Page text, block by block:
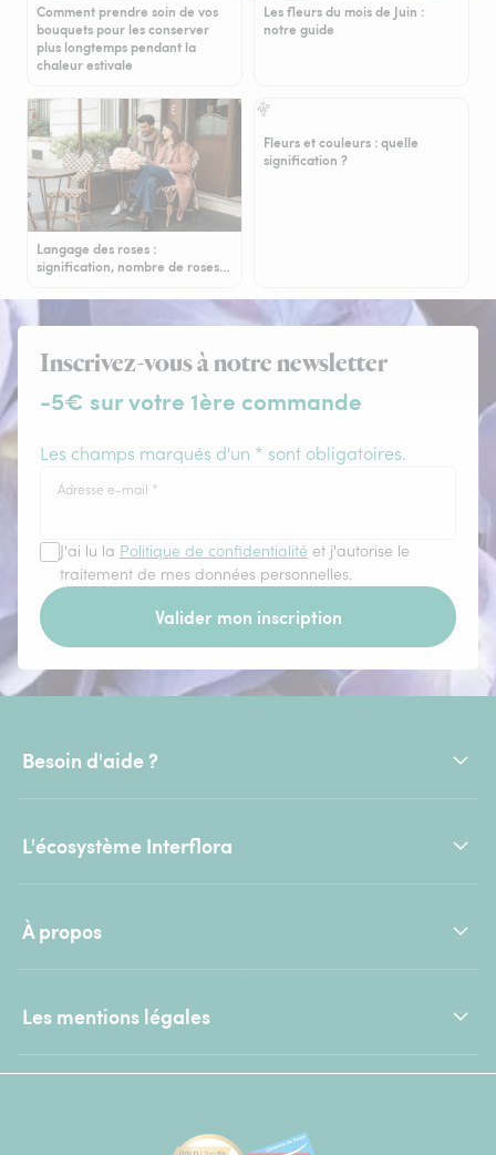
Comment prendre soin de vos
bouquets pour les conserver
plus longtemps pendant la
chaleur estivale
Les fleurs du mois de Juin :
notre guide
Langage des roses :
signification, nombre de roses…
Fleurs et couleurs : quelle
signification ?
Inscrivez-vous à notre newsletter
-5€ sur votre 1ère commande
Les champs marqués d'un * sont obligatoires.
Adresse e-mail *
J'ai lu la Politique de confidentialité et j'autorise le
traitement de mes données personnelles.
Valider mon inscription
Besoin d'aide ?
L'écosystème Interflora
À propos
Les mentions légales